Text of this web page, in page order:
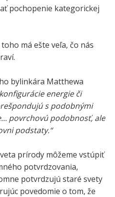
pochopenie kategorickej
má ešte veľa, čo nás
bylinkára Matthewa
energie či
s podobnými
povrchovú podobnosť, ale
podstaty.“
prírody môžeme vstúpiť
potvrdzovania,
potvrdzujú staré svety
povedomie o tom, že